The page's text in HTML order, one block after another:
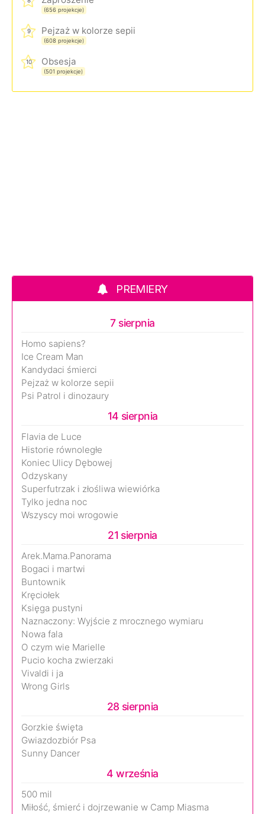
(656 projekcje)
9 Pejzaż w kolorze sepii
(608 projekcje)
10 Obsesja
(501 projekcje)
PREMIERY
7 sierpnia
Homo sapiens?
Ice Cream Man
Kandydaci śmierci
Pejzaż w kolorze sepii
Psi Patrol i dinozaury
14 sierpnia
Flavia de Luce
Historie równoległe
Koniec Ulicy Dębowej
Odzyskany
Superfutrzak i złośliwa wiewiórka
Tylko jedna noc
Wszyscy moi wrogowie
21 sierpnia
Arek.Mama.Panorama
Bogaci i martwi
Buntownik
Kręciołek
Księga pustyni
Naznaczony: Wyjście z mrocznego wymiaru
Nowa fala
O czym wie Marielle
Pucio kocha zwierzaki
Vivaldi i ja
Wrong Girls
28 sierpnia
Gorzkie święta
Gwiazdozbiór Psa
Sunny Dancer
4 września
500 mil
Miłość, śmierć i dojrzewanie w Camp Miasma